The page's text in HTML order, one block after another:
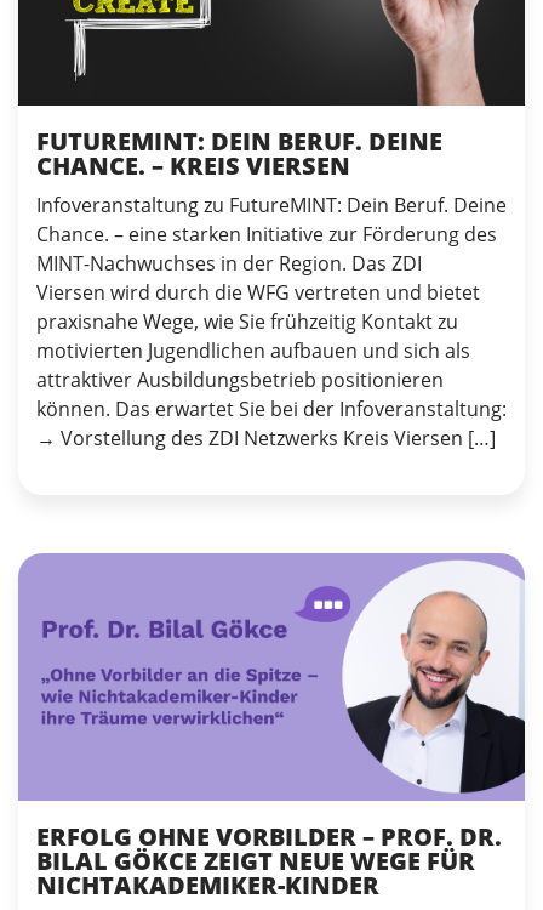
FUTUREMINT: DEIN BERUF. DEINE
CHANCE. – KREIS VIERSEN
Infoveranstaltung zu FutureMINT: Dein Beruf. Deine
Chance. – eine starken Initiative zur Förderung des
MINT-Nachwuchses in der Region. Das ZDI
Viersen wird durch die WFG vertreten und bietet
praxisnahe Wege, wie Sie frühzeitig Kontakt zu
motivierten Jugendlichen aufbauen und sich als
attraktiver Ausbildungsbetrieb positionieren
können. Das erwartet Sie bei der Infoveranstaltung:
→ Vorstellung des ZDI Netzwerks Kreis Viersen […]
ERFOLG OHNE VORBILDER – PROF. DR.
BILAL GÖKCE ZEIGT NEUE WEGE FÜR
NICHTAKADEMIKER-KINDER